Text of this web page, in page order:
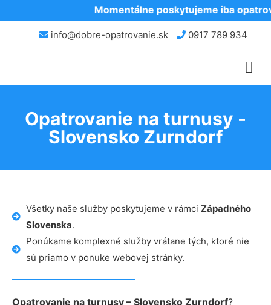
Momentálne poskytujeme iba
info@dobre-opatrovanie.sk 0917 789 934
Opatrovanie na turnusy -
Slovensko Zurndorf
Všetky naše služby poskytujeme v rámci Západného
Slovenska.
Ponúkame komplexné služby vrátane tých, ktoré nie
sú priamo v ponuke webovej stránky.
Opatrovanie na turnusy – Slovensko Zurndorf?